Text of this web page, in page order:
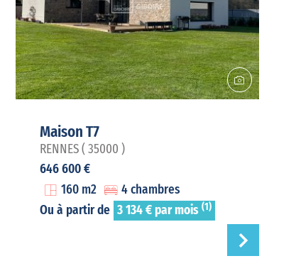
Maison T7
RENNES ( 35000 )
646 600 €
160 m2
4 chambres
Ou à partir de 3 134 € par mois (1)